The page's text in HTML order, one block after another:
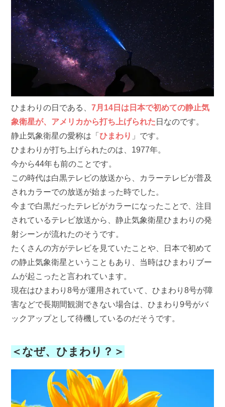
ひまわりの日である、7月14日は日本で初めての静止気
象衛星が、アメリカから打ち上げられた 日なのです。
静止気象衛星の愛称は「ひまわり 」です。
ひまわりが打ち上げられたのは、1977年。
今から44年も前のことです。
この時代は白黒テレビの放送から、カラーテレビが普及
されカラーでの放送が始まった時でした。
今まで白黒だったテレビがカラーになったことで、注目
されているテレビ放送から、静止気象衛星ひまわりの発
射シーンが流れたのそうです。
たくさんの方がテレビを見ていたことや、日本で初めて
の静止気象衛星ということもあり、当時はひまわりブー
ムが起こったと言われています。
現在はひまわり8号が運用されていて、ひまわり8号が障
害などで長期間観測できない場合は、ひまわり9号がバ
ックアップとして待機しているのだそうです。
＜なぜ、ひまわり？＞